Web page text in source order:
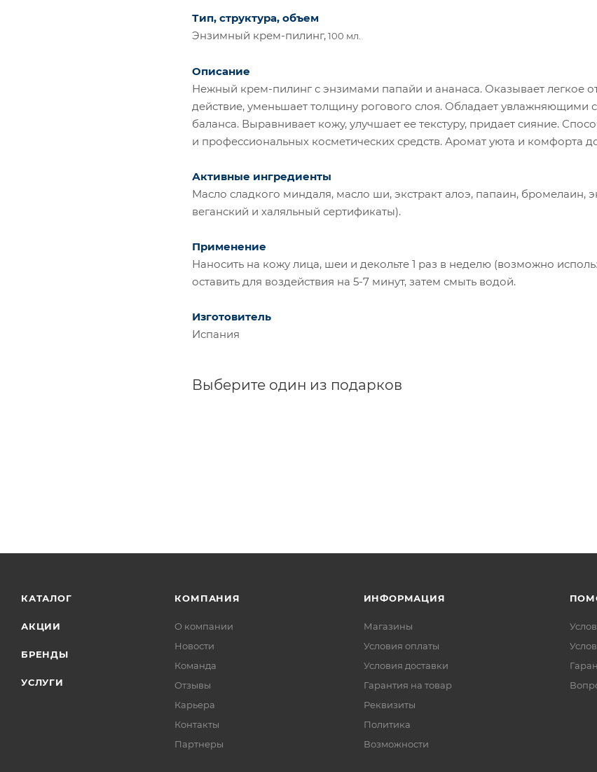
Тип, структура, объем
Энзимный крем-пилинг,100 мл.
Описание
Нежный крем-пилинг с энзимами папайи и ананаса. Оказывает
действие, уменьшает толщину рогового слоя. Обладает увлажняющими
баланса. Выравнивает кожу, улучшает ее текстуру, придает сияние.
и профессиональных косметических средств. Аромат уюта и комфорта
Активные ингредиенты
Масло сладкого миндаля, масло ши, экстракт алоэ, папаин, бромелаин,
веганский и халяльный сертификаты).
Применение
Наносить на кожу лица, шеи и декольте 1 раз в неделю (возможно
оставить для воздействия на 5-7 минут, затем смыть водой.
Изготовитель
Испания
Выберите один из подарков
КАТАЛОГ
АКЦИИ
БРЕНДЫ
УСЛУГИ
КОМПАНИЯ
О компании
Новости
Команда
Отзывы
Карьера
Контакты
Партнеры
ИНФОРМАЦИЯ
Магазины
Условия оплаты
Условия доставки
Гарантия на товар
Реквизиты
Политика
Возможности